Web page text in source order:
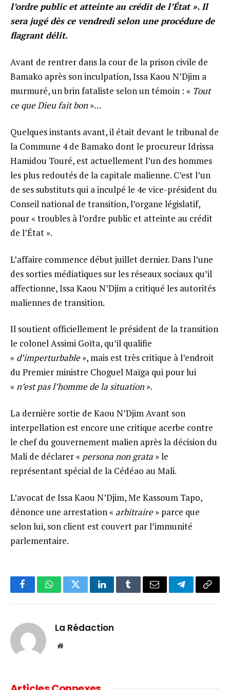
l’ordre public et atteinte au crédit de l’État ». Il
sera jugé dès ce vendredi selon une procédure de
flagrant délit.
Avant de rentrer dans la cour de la prison civile de
Bamako après son inculpation, Issa Kaou N’Djim a
murmuré, un brin fataliste selon un témoin : « Tout
ce que Dieu fait bon»…
Quelques instants avant, il était devant le tribunal de
la Commune 4 de Bamako dont le procureur Idrissa
Hamidou Touré, est actuellement l’un des hommes
les plus redoutés de la capitale malienne. C’est l’un
de ses substituts qui a inculpé le 4e vice-président du
Conseil national de transition, l’organe législatif,
pour « troubles à l’ordre public et atteinte au crédit
de l’État ».
L’affaire commence début juillet dernier. Dans l’une
des sorties médiatiques sur les réseaux sociaux qu’il
affectionne, Issa Kaou N’Djim a critiqué les autorités
maliennes de transition.
Il soutient officiellement le président de la transition
le colonel Assimi Goïta, qu’il qualifie
« d’imperturbable», mais est très critique à l’endroit
du Premier ministre Choguel Maïga qui pour lui
« n’est pas l’homme de la situation».
La dernière sortie de Kaou N’Djim Avant son
interpellation est encore une critique acerbe contre
le chef du gouvernement malien après la décision du
Mali de déclarer « persona non grata » le
représentant spécial de la Cédéao au Mali.
L’avocat de Issa Kaou N’Djim, Me Kassoum Tapo,
dénonce une arrestation « arbitraire» parce que
selon lui, son client est couvert par l’immunité
parlementaire.
FacebookWhatsAppTwitterLinkedInTumblrEmail TelegramCopy
La Rédaction
Website